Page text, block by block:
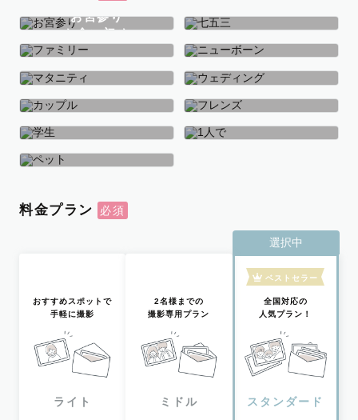
お宮参り
お食い初め
七五三
ファミリー ニューボーン
マタニティ ウェディング
カップル フレンズ
学生
料金プラン
おすすめスポットで
手軽に撮影
ライト
2名様までの
撮影専用プラン
ミドル
選択中
ベストセラー
全国対応の
人気プラン！
スタンダード